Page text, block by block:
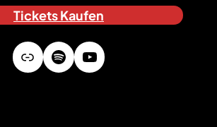
Tickets Kaufen
Link Spotify YouTube